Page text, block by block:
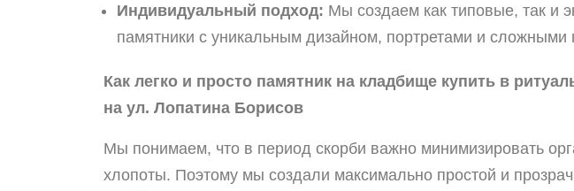
Индивидуальный подход: Мы создаем как типовые, так и
памятники с уникальным дизайном, портретами и сложными
Как легко и просто памятник на кладбище купить в
на ул. Лопатина Борисов
Мы понимаем, что в период скорби важно минимизировать
хлопоты. Поэтому мы создали максимально простой и